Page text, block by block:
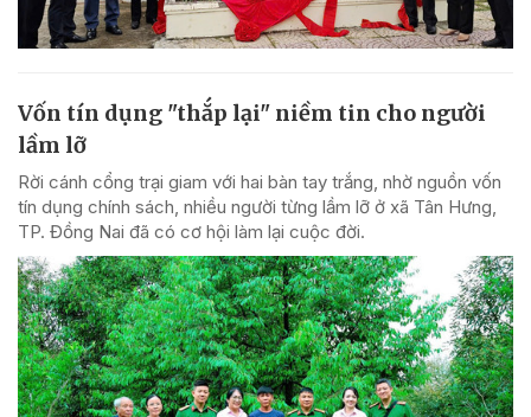
Vốn tín dụng "thắp lại" niềm tin cho người
lầm lỡ
Rời cánh cổng trại giam với hai bàn tay trắng, nhờ nguồn vốn
tín dụng chính sách, nhiều người từng lầm lỡ ở xã Tân Hưng,
TP. Đồng Nai đã có cơ hội làm lại cuộc đời.